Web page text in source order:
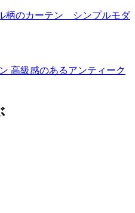
柄のカーテン シンプルモダ
高級感のあるアンティーク